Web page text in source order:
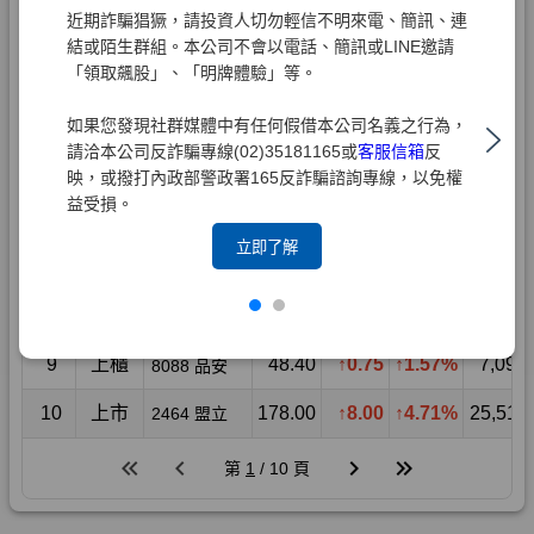
近期詐騙猖獗，請投資人切勿輕信不明來電、簡訊、連
結或陌生群組。本公司不會以電話、簡訊或LINE邀請
「領取飆股」、「明牌體驗」等。
如果您發現社群媒體中有任何假借本公司名義之行為，
請洽本公司反詐騙專線(02)35181165或客服信箱反
映，或撥打內政部警政署165反詐騙諮詢專線，以免權
益受損。
立即了解